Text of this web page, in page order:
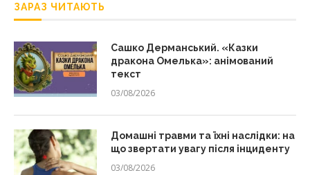
ЗАРАЗ ЧИТАЮТЬ
Сашко Дерманський. «Казки
дракона Омелька»: анімований
текст
03/08/2026
Домашні травми та їхні наслідки: на
що звертати увагу після інциденту
03/08/2026